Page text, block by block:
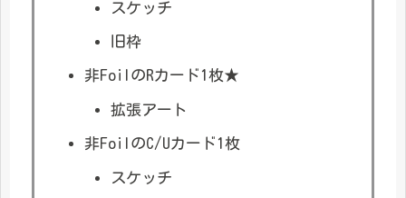
スケッチ
旧枠
非FoilのRカード1枚★
拡張アート
非FoilのC/Uカード1枚
スケッチ